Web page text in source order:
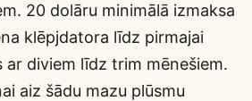
20 dolāru minimālā izmaksa
klēpjdatora līdz pirmajai
ar diviem līdz trim mēnešiem.
aiz šādu mazu plūsmu